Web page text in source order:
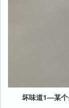
坏味道1—某个